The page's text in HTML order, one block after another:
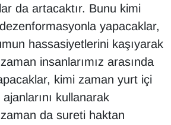
da artacaktır. Bunu kimi
yapacaklar,
hassasiyetlerini kaşıyarak
insanlarımız arasında
kimi zaman yurt içi
kullanarak
da sureti haktan